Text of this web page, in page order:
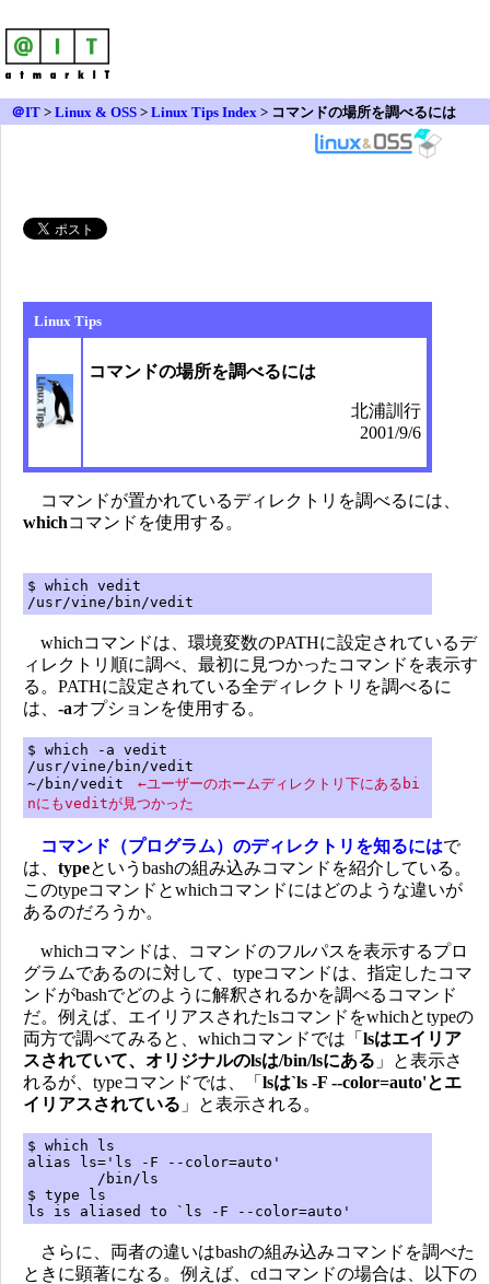
＠IT > Linux & OSS > Linux Tips Index > コマンドの場所を調べるには
Linux Tips
コマンドの場所を調べるには
北浦訓行
2001/9/6
コマンドが置かれているディレクトリを調べるには、
whichコマンドを使用する。
$ which vedit
/usr/vine/bin/vedit
whichコマンドは、環境変数のPATHに設定されているデ
ィレクトリ順に調べ、最初に見つかったコマンドを表示す
る。PATHに設定されている全ディレクトリを調べるに
は、 -aオプションを使用する。
$ which -a vedit
/usr/vine/bin/vedit
~/bin/vedit ←ユーザーのホームディレクトリ下にあるbi
nにもveditが見つかった
コマンド（プログラム）のディレクトリを知るにはで
は、 typeというbashの組み込みコマンドを紹介している。
このtypeコマンドとwhichコマンドにはどのような違いが
あるのだろうか。
whichコマンドは、コマンドのフルパスを表示するプロ
グラムであるのに対して、typeコマンドは、指定したコマ
ンドがbashでどのように解釈されるかを調べるコマンド
だ。例えば、エイリアスされたlsコマンドをwhichとtypeの
両方で調べてみると、whichコマンドでは「 lsはエイリア
スされていて、オリジナルのlsは/bin/lsにある 」と表示さ
れるが、typeコマンドでは、「 lsは`ls -F --color=auto'とエ
イリアスされている 」と表示される。
$ which ls
alias ls='ls -F --color=auto'
/bin/ls
$ type ls
ls is aliased to `ls -F --color=auto'
さらに、両者の違いはbashの組み込みコマンドを調べた
ときに顕著になる。例えば、cdコマンドの場合は、以下の